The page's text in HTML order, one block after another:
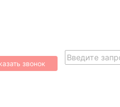
звонок